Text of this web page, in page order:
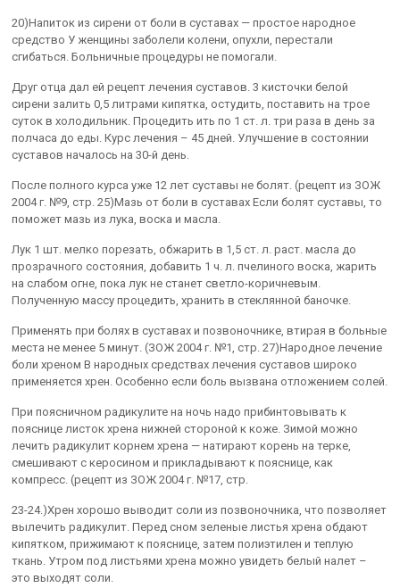
20)Напиток из сирени от боли в суставах — простое народное
средство У женщины заболели колени, опухли, перестали
сгибаться. Больничные процедуры не помогали.
Друг отца дал ей рецепт лечения суставов. 3 кисточки белой
сирени залить 0,5 литрами кипятка, остудить, поставить на трое
суток в холодильник. Процедить ить по 1 ст. л. три раза в день за
полчаса до еды. Курс лечения – 45 дней. Улучшение в состоянии
суставов началось на 30-й день.
После полного курса уже 12 лет суставы не болят. (рецепт из ЗОЖ
2004 г. №9, стр. 25)Мазь от боли в суставах Если болят суставы, то
поможет мазь из лука, воска и масла.
Лук 1 шт. мелко порезать, обжарить в 1,5 ст. л. раст. масла до
прозрачного состояния, добавить 1 ч. л. пчелиного воска, жарить
на слабом огне, пока лук не станет светло-коричневым.
Полученную массу процедить, хранить в стеклянной баночке.
Применять при болях в суставах и позвоночнике, втирая в больные
места не менее 5 минут. (ЗОЖ 2004 г. №1, стр. 27)Народное лечение
боли хреном В народных средствах лечения суставов широко
применяется хрен. Особенно если боль вызвана отложением солей.
При поясничном радикулите на ночь надо прибинтовывать к
пояснице листок хрена нижней стороной к коже. Зимой можно
лечить радикулит корнем хрена — натирают корень на терке,
смешивают с керосином и прикладывают к пояснице, как
компресс. (рецепт из ЗОЖ 2004 г. №17, стр.
23-24.)Хрен хорошо выводит соли из позвоночника, что позволяет
вылечить радикулит. Перед сном зеленые листья хрена обдают
кипятком, прижимают к пояснице, затем полиэтилен и теплую
ткань. Утром под листьями хрена можно увидеть белый налет –
это выходят соли.